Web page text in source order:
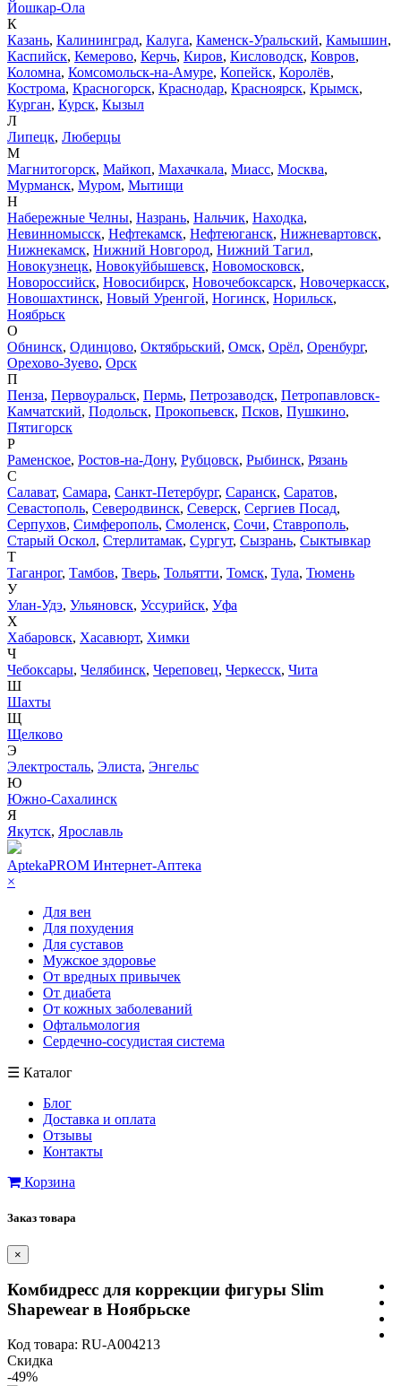
Йошкар-Ола
К
Казань, Калининград, Калуга, Каменск-Уральский, Камышин,
Каспийск, Кемерово, Керчь, Киров, Кисловодск, Ковров,
Коломна, Комсомольск-на-Амуре, Копейск, Королёв,
Кострома, Красногорск, Краснодар, Красноярск, Крымск,
Курган, Курск, Кызыл
Л
Липецк, Люберцы
М
Магнитогорск, Майкоп, Махачкала, Миасс, Москва,
Мурманск, Муром, Мытищи
Н
Набережные Челны, Назрань, Нальчик, Находка,
Невинномысск, Нефтекамск, Нефтеюганск, Нижневартовск,
Нижнекамск, Нижний Новгород, Нижний Тагил,
Новокузнецк, Новокуйбышевск, Новомосковск,
Новороссийск, Новосибирск, Новочебоксарск, Новочеркасск,
Новошахтинск, Новый Уренгой, Ногинск, Норильск,
Ноябрьск
О
Обнинск, Одинцово, Октябрьский, Омск, Орёл, Оренбург,
Орехово-Зуево, Орск
П
Пенза, Первоуральск, Пермь, Петрозаводск, Петропавловск-
Камчатский, Подольск, Прокопьевск, Псков, Пушкино,
Пятигорск
Р
Раменское, Ростов-на-Дону, Рубцовск, Рыбинск, Рязань
С
Салават, Самара, Санкт-Петербург, Саранск, Саратов,
Севастополь, Северодвинск, Северск, Сергиев Посад,
Серпухов, Симферополь, Смоленск, Сочи, Ставрополь,
Старый Оскол, Стерлитамак, Сургут, Сызрань, Сыктывкар
Т
Таганрог, Тамбов, Тверь, Тольятти, Томск, Тула, Тюмень
У
Улан-Удэ, Ульяновск, Уссурийск, Уфа
Х
Хабаровск, Хасавюрт, Химки
Ч
Чебоксары, Челябинск, Череповец, Черкесск, Чита
Ш
Шахты
Щ
Щелково
Э
Электросталь, Элиста, Энгельс
Ю
Южно-Сахалинск
Я
Якутск, Ярославль
AptekaPROM Интернет-Аптека
×
Для вен
Для похудения
Для суставов
Мужское здоровье
От вредных привычек
От диабета
От кожных заболеваний
Офтальмология
Сердечно-сосудистая система
☰ Каталог
Блог
Доставка и оплата
Отзывы
Контакты
Корзина
Заказ товара
×
Комбидресс для коррекции фигуры Slim
Shapewear в Ноябрьске
Код товара: RU-A004213
Скидка
-49%